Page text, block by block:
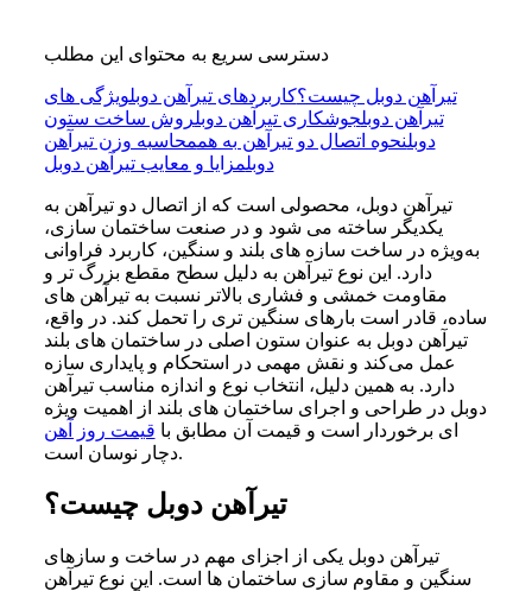
دسترسی سریع به محتوای این مطلب
تیرآهن دوبل چیست؟کاربردهای تیرآهن دوبلویژگی های
تیرآهن دوبلجوشکاری تیرآهن دوبلروش ساخت ستون
دوبلنحوه اتصال دو تیرآهن به هممحاسبه وزن تیرآهن
دوبلمزایا و معایب تیرآهن دوبل
تیرآهن دوبل، محصولی است که از اتصال دو تیرآهن به
یکدیگر ساخته می‌ شود و در صنعت ساختمان‌ سازی،
به‌ویژه در ساخت سازه های بلند و سنگین، کاربرد فراوانی
دارد. این نوع تیرآهن به دلیل سطح مقطع بزرگ ‌تر و
مقاومت خمشی و فشاری بالاتر نسبت به تیرآهن‌ های
ساده، قادر است بارهای سنگین ‌تری را تحمل کند. در واقع،
تیرآهن دوبل به عنوان ستون اصلی در ساختمان‌ های بلند
عمل می‌کند و نقش مهمی در استحکام و پایداری سازه
دارد. به همین دلیل، انتخاب نوع و اندازه مناسب تیرآهن
دوبل در طراحی و اجرای ساختمان های بلند از اهمیت ویژه
‌ای برخوردار است و قیمت آن مطابق با قیمت روز آهن
دچار نوسان است.
تیرآهن دوبل چیست؟
تیرآهن دوبل یکی از اجزای مهم در ساخت و سازهای
سنگین و مقاوم ‌سازی ساختمان‌ ها است. این نوع تیرآهن